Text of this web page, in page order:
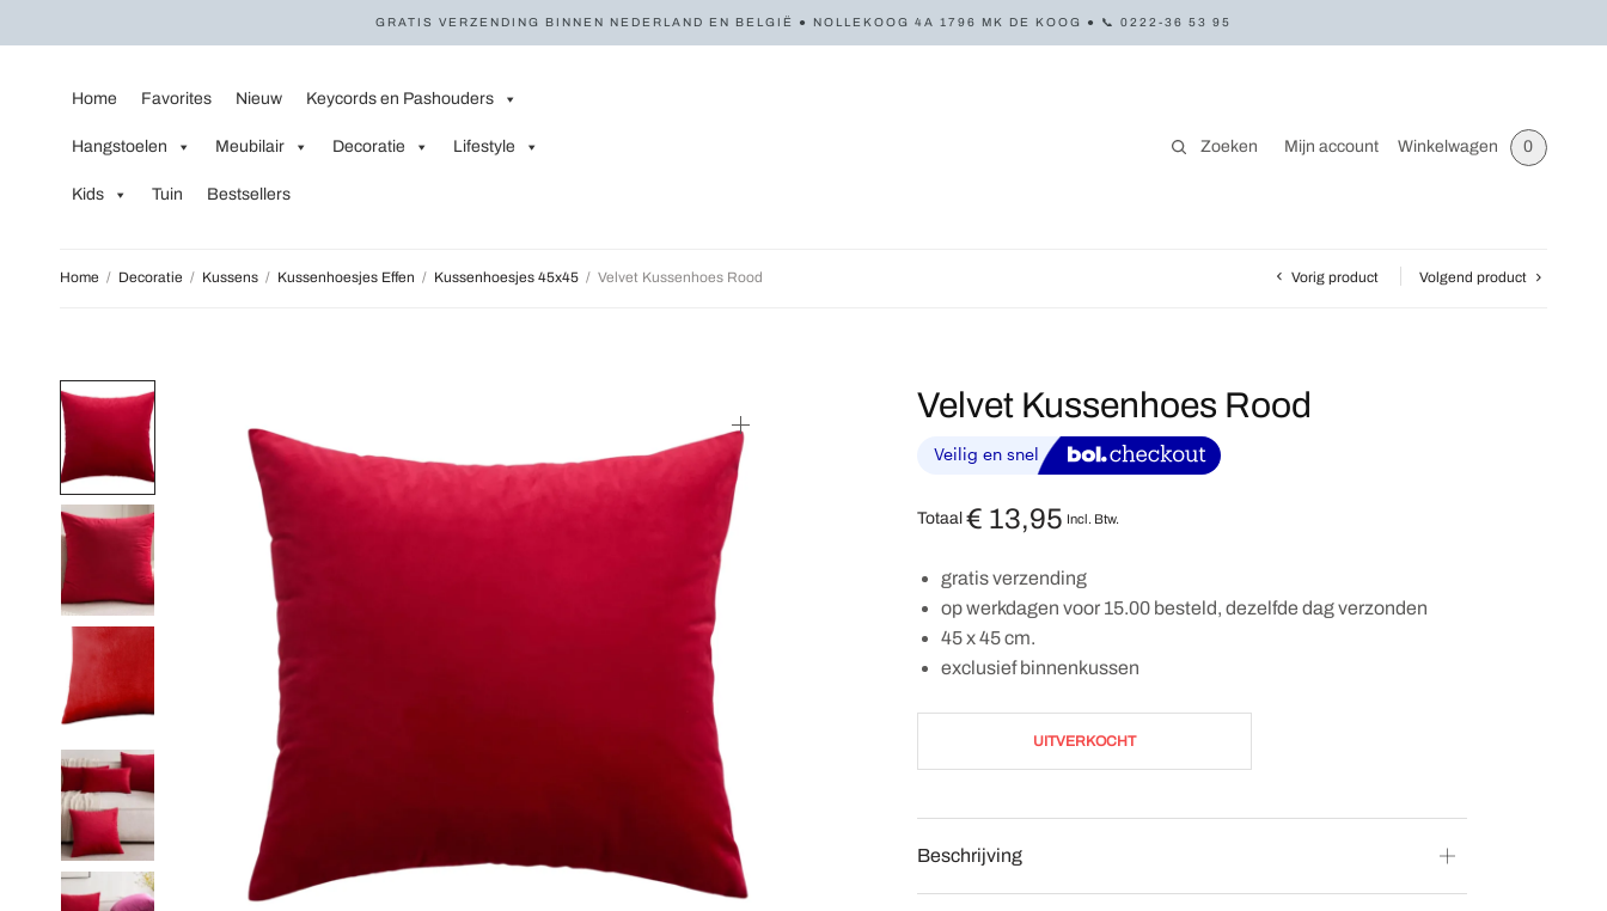
GRATIS VERZENDING BINNEN NEDERLAND EN BELGIË ● NOLLEKOOG 4A 1796 MK DE KOOG ● 📞 0222-36 53 95
Home Favorites Nieuw Keycords en Pashouders
Hangstoelen Meubilair Decoratie Lifestyle
Kids Tuin Bestsellers
Zoeken Mijn account Winkelwagen 0
Home / Decoratie / Kussens / Kussenhoesjes Effen / Kussenhoesjes 45x45 / Velvet Kussenhoes Rood Vorig product Volgend product
Velvet Kussenhoes Rood
Totaal € 13,95 Incl. Btw.
gratis verzending
op werkdagen voor 15.00 besteld, dezelfde dag verzonden
45 x 45 cm.
exclusief binnenkussen
UITVERKOCHT
Beschrijving